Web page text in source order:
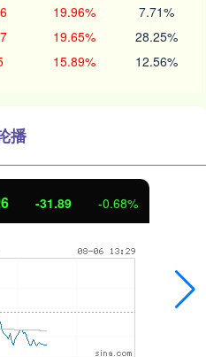
19.96% 7.71%
19.65% 28.25%
15.89% 12.56%
播
北证50 1112.48